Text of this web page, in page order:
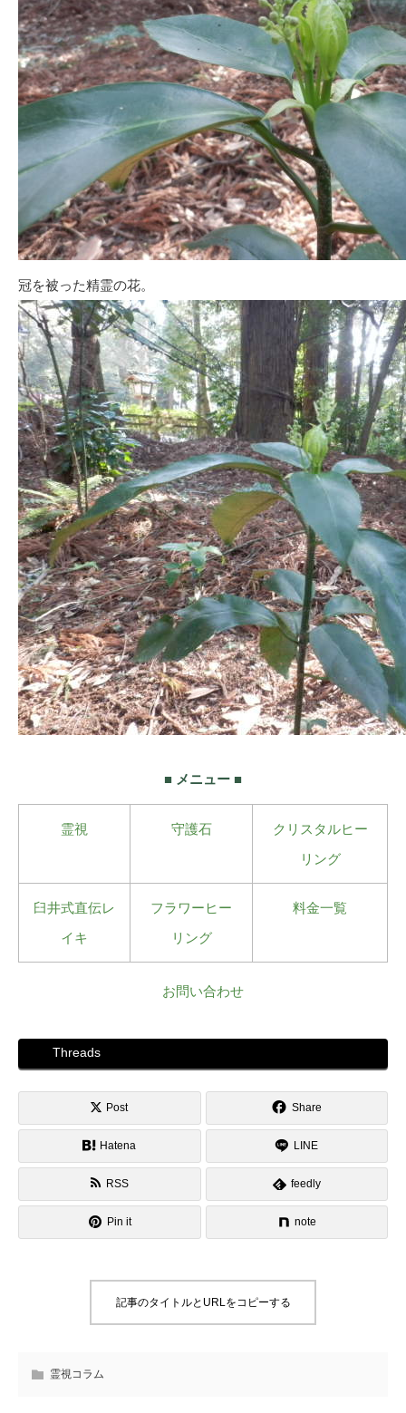
冠を被った精霊の花。
■ メニュー ■
霊視 守護石
クリスタルヒー
リング
臼井式直伝レ
イキ
フラワーヒー
リング
料金一覧
お問い合わせ
Threads
Post Share
Hatena LINE
RSS feedly
Pin it note
記事のタイトルとURLをコピーする
霊視コラム